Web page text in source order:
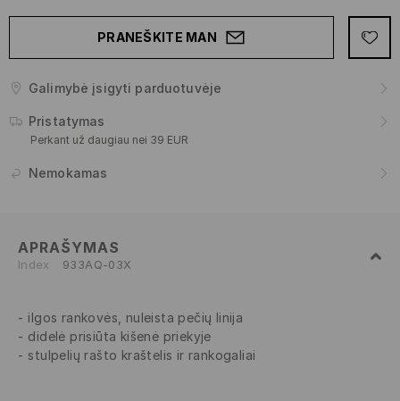
PRANEŠKITE MAN
Galimybė įsigyti parduotuvėje
Pristatymas
Perkant už daugiau nei 39 EUR
Nemokamas
APRAŠYMAS
Index 933AQ-03X
ilgos rankovės, nuleista pečių linija
didelė prisiūta kišenė priekyje
stulpelių rašto kraštelis ir rankogaliai